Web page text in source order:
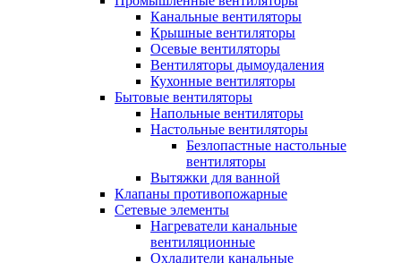
Канальные вентиляторы
Крышные вентиляторы
Осевые вентиляторы
Вентиляторы дымоудаления
Кухонные вентиляторы
Бытовые вентиляторы
Напольные вентиляторы
Настольные вентиляторы
Безлопастные настольные
вентиляторы
Вытяжки для ванной
Клапаны противопожарные
Сетевые элементы
Нагреватели канальные
вентиляционные
Охладители канальные